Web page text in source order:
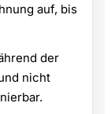
auf, bis
der
nicht